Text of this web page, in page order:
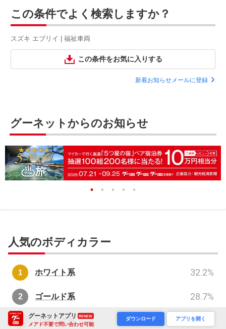
グーネットアプリ RENEW
メアド不要で問い合わせ可能
ダウンロード アプリを開く
この条件でよく検索しますか？
スズキ エブリイ | 福祉車両
この条件をお気に入りする
新着お知らせメールに登録
グーネットからのお知らせ
人気のボディカラー
ホワイト系 32.2%
ゴールド系 28.7%
ブラック系 18.4